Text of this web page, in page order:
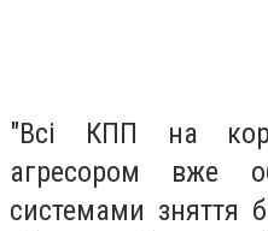
"Всі КПП на
агресором вже
системами зняття